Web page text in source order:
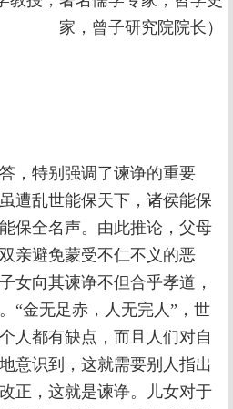
家，曾子研究院院长）
，特别强调了谏诤的重要
遭乱世能保天下，诸侯能保
保全名声。由此推论，父母
亲避免蒙受不仁不义的恶
女向其谏诤不但合乎孝道，
“金无足赤，人无完人”，世
人都有缺点，而且人们对自
意识到，这就需要别人指出
正，这就是谏诤。儿女对于